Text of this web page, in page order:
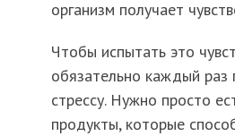
организм получает
Чтобы испытать это
обязательно каждый раз
стрессу. Нужно просто
продукты, которые